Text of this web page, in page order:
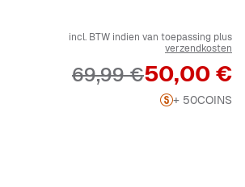
incl. BTW indien van toepassing plus
verzendkosten
Prijs
50,00 €
Originele Prijs
69,99 €
+ 50COINS